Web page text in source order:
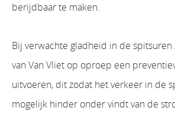
berijdbaar te maken.
Bij verwachte gladheid in de
van Van Vliet op oproep een
uitvoeren, dit zodat het verkeer in de
mogelijk hinder onder vindt van de